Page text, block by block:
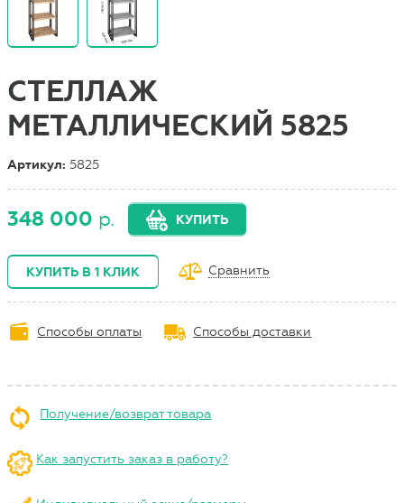
СТЕЛЛАЖ
МЕТАЛЛИЧЕСКИЙ 5825
Артикул: 5825
348 000 р. КУПИТЬ
КУПИТЬ В 1 КЛИК Сравнить
Способы оплаты Способы доставки
Получение/возврат товара
Как запустить заказ в работу?